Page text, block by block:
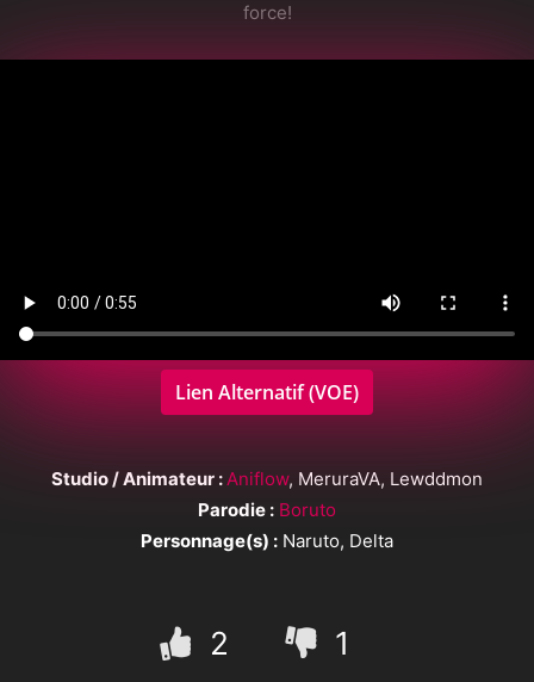
force!
Lien Alternatif (VOE)
Studio / Animateur :Aniflow, MeruraVA, Lewddmon
Parodie : Boruto
Personnage(s) : Naruto, Delta
2 1